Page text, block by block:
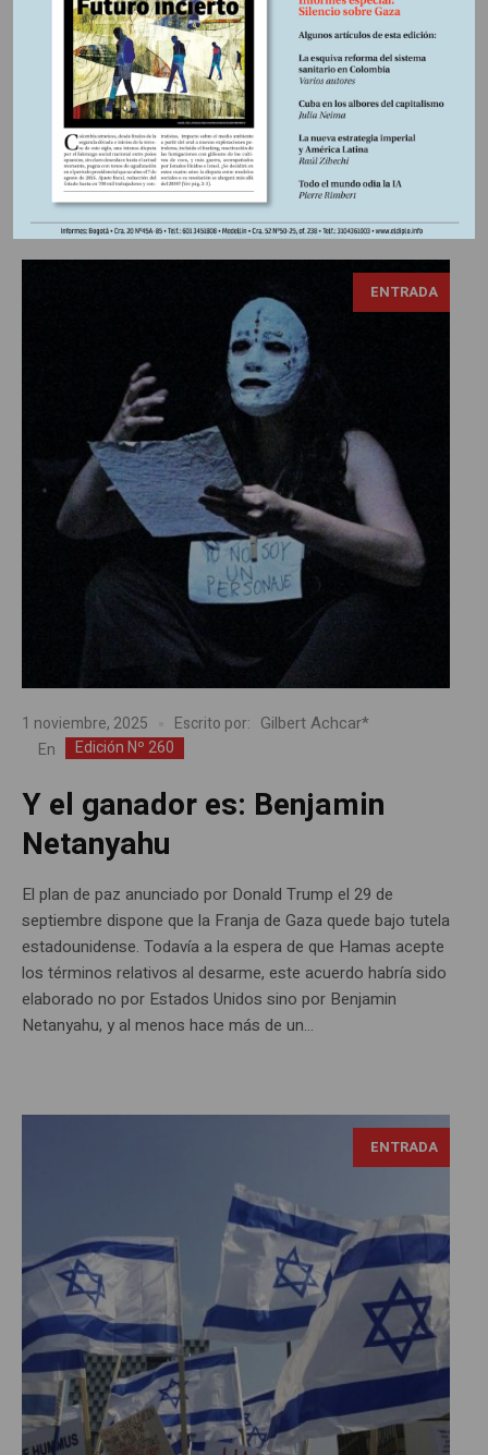
Con un arsenal improvisado, los hutíes de Yemen
resistieron los bombardeos estadounidenses, derribaron
drones militares y forzaron la retirada del portaaviones USS
Truman tras meses de una costosa y fallida incursión
norteamericana. Desde que en 2004 surgió como grupo
armado para protestar contra la invasión estadounidense a
Irak y la ocupación israelí de Palestina, el...
ENTRADA
1 noviembre, 2025 Escrito por: Gilbert Achcar*
En Edición Nº 260
Y el ganador es: Benjamin
Netanyahu
El plan de paz anunciado por Donald Trump el 29 de
septiembre dispone que la Franja de Gaza quede bajo tutela
estadounidense. Todavía a la espera de que Hamas acepte
los términos relativos al desarme, este acuerdo habría sido
elaborado no por Estados Unidos sino por Benjamin
Netanyahu, y al menos hace más de un...
ENTRADA